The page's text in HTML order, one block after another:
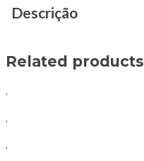
Descrição
Related products
.
.
.